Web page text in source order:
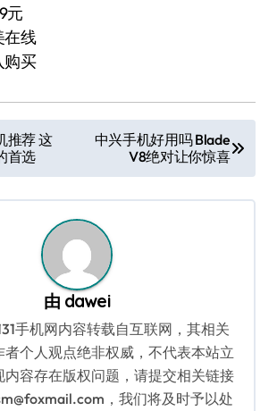
元
在线
购买
推荐 这
首选
中兴手机好用吗 Blade
V8绝对让你惊喜
由 dawei
手机网内容转载自互联网，其相关
者个人观点绝非权威，不代表本站立
内容存在版权问题，请提交相关链接
，我们将及时予以处